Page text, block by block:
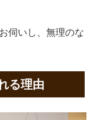
伺いし、無理のな
る理由